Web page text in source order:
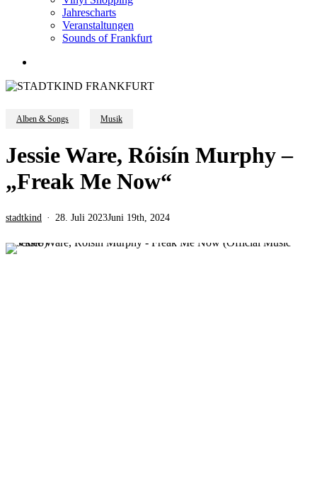
Jahrescharts
Veranstaltungen
Sounds of Frankfurt
Alben & Songs Musik
Jessie Ware, Róisín Murphy –
„Freak Me Now“
stadtkind 28. Juli 2023Juni 19th, 2024